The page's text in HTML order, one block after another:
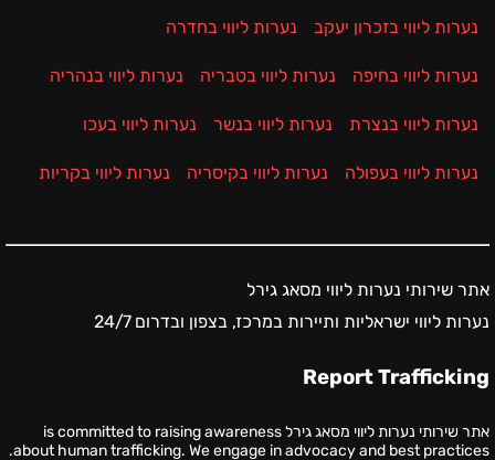
נערות ליווי בזכרון יעקב נערות ליווי בחדרה
נערות ליווי בחיפה נערות ליווי בטבריה נערות ליווי בנהריה
נערות ליווי בנצרת נערות ליווי בנשר נערות ליווי בעכו
נערות ליווי בעפולה נערות ליווי בקיסריה נערות ליווי בקריות
אתר שירותי נערות ליווי מסאג גירל
נערות ליווי ישראליות ותיירות במרכז, בצפון ובדרום 24/7
Report Trafficking
אתר שירותי נערות ליווי מסאג גירל is committed to raising awareness
about human trafficking. We engage in advocacy and best practices.